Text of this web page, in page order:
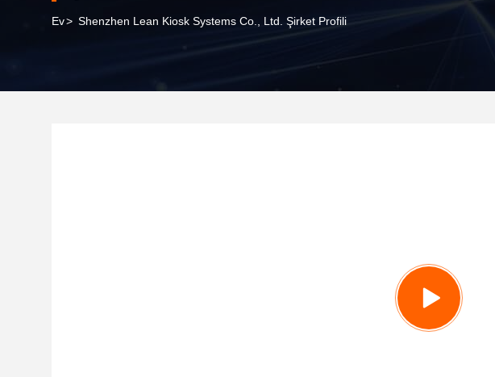
Ev> Shenzhen Lean Kiosk Systems Co., Ltd. Şirket Profili